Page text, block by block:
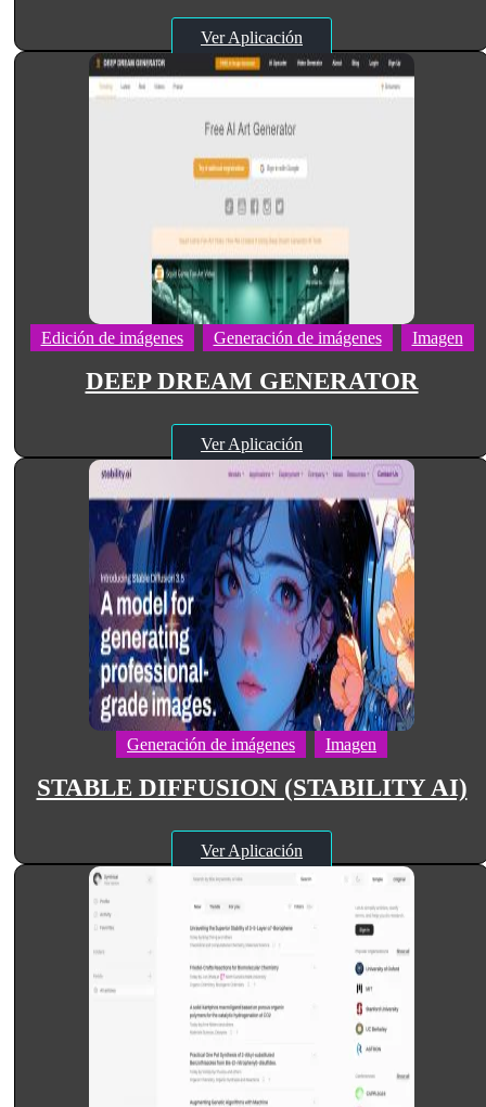
Ver Aplicación
Edición de imágenes Generación de imágenes Imagen
DEEP DREAM GENERATOR
Ver Aplicación
Generación de imágenes Imagen
STABLE DIFFUSION (STABILITY AI)
Ver Aplicación